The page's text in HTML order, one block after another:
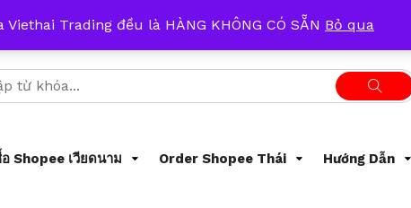
ngày
Shopee เวียดนาม Order Shopee Thái Hướng Dẫn
Trading đều là HÀNG KHÔNG CÓ SẴN Bỏ qua